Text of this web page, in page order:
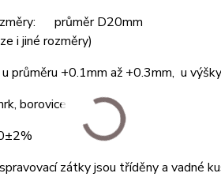
průměr D20mm
i jiné rozměry)
průměru +0.1mm až +0.3mm, u
zátky jsou tříděny a vadné kusy